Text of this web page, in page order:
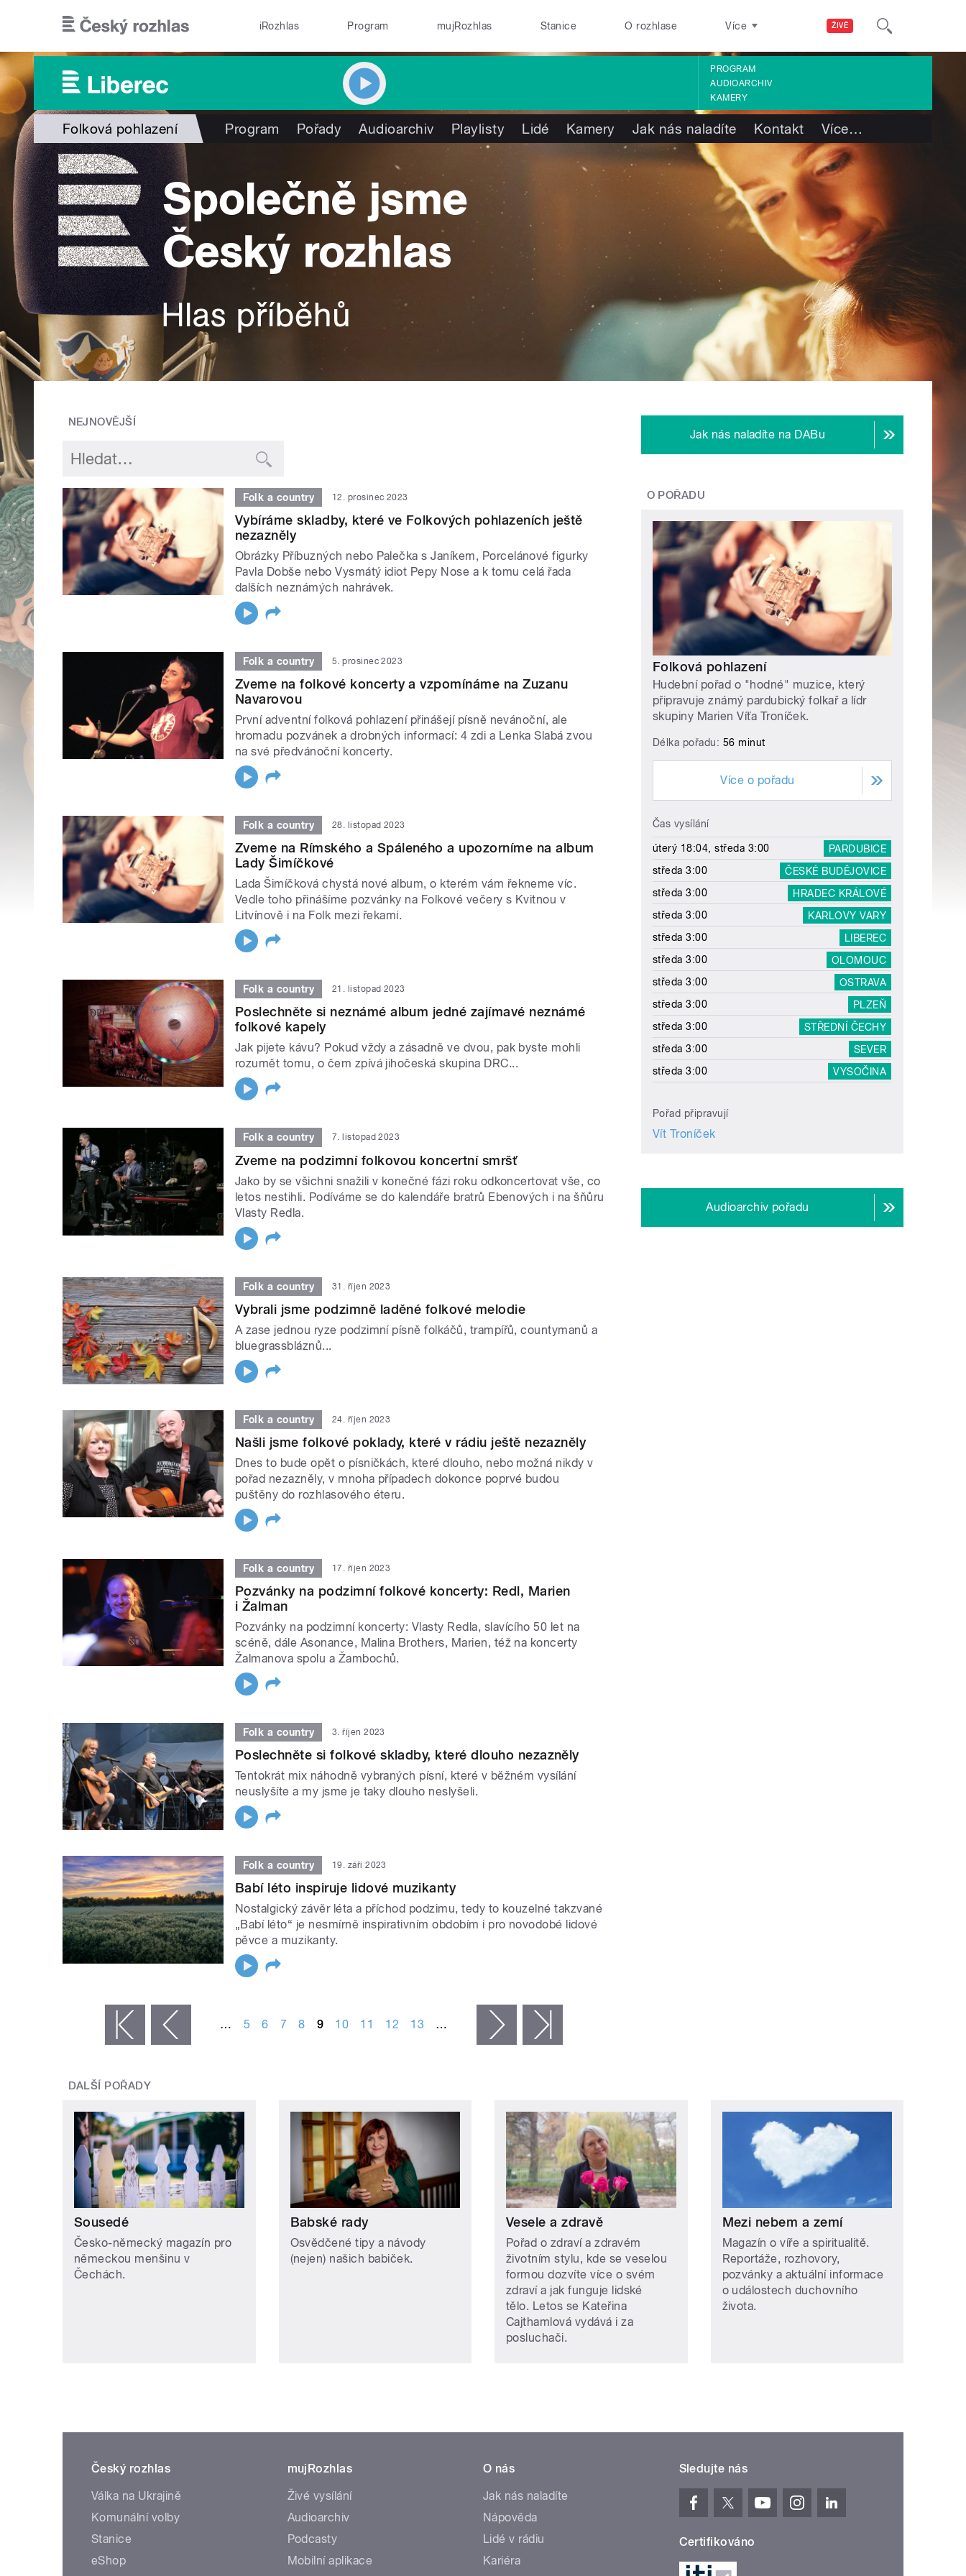
ŽIVĚ
iRozhlas Program mujRozhlas Stanice O rozhlase Více
PROGRAM
AUDIOARCHIV
KAMERY
Folková pohlazení Program Pořady Audioarchiv Playlisty Lidé Kamery Jak nás naladíte Kontakt Více…
NEJNOVĚJŠÍ
Folk a country 12. prosinec 2023
Vybíráme skladby, které ve Folkových pohlazeních ještě
nezazněly
Obrázky Příbuzných nebo Palečka s Janíkem, Porcelánové figurky
Pavla Dobše nebo Vysmátý idiot Pepy Nose a k tomu celá řada
dalších neznámých nahrávek.
Folk a country 5. prosinec 2023
Zveme na folkové koncerty a vzpomínáme na Zuzanu
Navarovou
První adventní folková pohlazení přinášejí písně nevánoční, ale
hromadu pozvánek a drobných informací: 4 zdi a Lenka Slabá zvou
na své předvánoční koncerty.
Folk a country 28. listopad 2023
Zveme na Rímského a Spáleného a upozorníme na album
Lady Šimíčkové
Lada Šimíčková chystá nové album, o kterém vám řekneme víc.
Vedle toho přinášíme pozvánky na Folkové večery s Kvitnou v
Litvínově i na Folk mezi řekami.
Folk a country 21. listopad 2023
Poslechněte si neznámé album jedné zajímavé neznámé
folkové kapely
Jak pijete kávu? Pokud vždy a zásadně ve dvou, pak byste mohli
rozumět tomu, o čem zpívá jihočeská skupina DRC...
Folk a country 7. listopad 2023
Zveme na podzimní folkovou koncertní smršť
Jako by se všichni snažili v konečné fázi roku odkoncertovat vše, co
letos nestihli. Podíváme se do kalendáře bratrů Ebenových i na šňůru
Vlasty Redla.
Folk a country 31. říjen 2023
Vybrali jsme podzimně laděné folkové melodie
A zase jednou ryze podzimní písně folkáčů, trampířů, countymanů a
bluegrassbláznů...
Folk a country 24. říjen 2023
Našli jsme folkové poklady, které v rádiu ještě nezazněly
Dnes to bude opět o písničkách, které dlouho, nebo možná nikdy v
pořad nezazněly, v mnoha případech dokonce poprvé budou
puštěny do rozhlasového éteru.
Folk a country 17. říjen 2023
Pozvánky na podzimní folkové koncerty: Redl, Marien
i Žalman
Pozvánky na podzimní koncerty: Vlasty Redla, slavícího 50 let na
scéně, dále Asonance, Malina Brothers, Marien, též na koncerty
Žalmanova spolu a Žambochů.
Folk a country 3. říjen 2023
Poslechněte si folkové skladby, které dlouho nezazněly
Tentokrát mix náhodně vybraných písní, které v běžném vysílání
neuslyšíte a my jsme je taky dlouho neslyšeli.
Folk a country 19. září 2023
Babí léto inspiruje lidové muzikanty
Nostalgický závěr léta a příchod podzimu, tedy to kouzelné takzvané
„Babí léto“ je nesmírně inspirativním obdobím i pro novodobé lidové
pěvce a muzikanty.
‹ předchozí … 5 6 7 8 9 10 11 12 13 … následující ›
Jak nás naladíte na DABu
O POŘADU
Folková pohlazení
Hudební pořad o "hodné" muzice, který
připravuje známý pardubický folkař a lídr
skupiny Marien Víťa Troníček.
Délka pořadu: 56 minut
Více o pořadu
Čas vysílání
úterý 18:04, středa 3:00
PARDUBICE
středa 3:00
ČESKÉ BUDĚJOVICE
středa 3:00
HRADEC KRÁLOVÉ
středa 3:00
KARLOVY VARY
středa 3:00
LIBEREC
středa 3:00
OLOMOUC
středa 3:00
OSTRAVA
středa 3:00
PLZEŇ
středa 3:00
STŘEDNÍ ČECHY
středa 3:00
SEVER
středa 3:00
VYSOČINA
Pořad připravují
Vít Troníček
Audioarchiv pořadu
DALŠÍ POŘADY
Sousedé
Česko-německý magazín pro
německou menšinu v
Čechách.
Babské rady
Osvědčené tipy a návody
(nejen) našich babiček.
Vesele a zdravě
Pořad o zdraví a zdravém
životním stylu, kde se veselou
formou dozvíte více o svém
zdraví a jak funguje lidské
tělo. Letos se Kateřina
Cajthamlová vydává i za
posluchači.
Mezi nebem a zemí
Magazín o víře a spiritualitě.
Reportáže, rozhovory,
pozvánky a aktuální informace
o událostech duchovního
života.
Český rozhlas
Válka na Ukrajině
Komunální volby
Stanice
eShop
mujRozhlas
Živé vysílání
Audioarchiv
Podcasty
Mobilní aplikace
O nás
Jak nás naladíte
Nápověda
Lidé v rádiu
Kariéra
Sledujte nás
Certifikováno